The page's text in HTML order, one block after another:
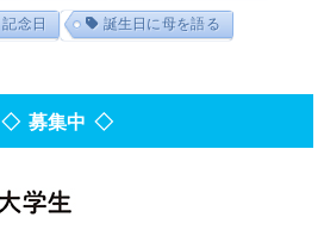
記念日 誕生日に母を語る
◇ 募集中 ◇